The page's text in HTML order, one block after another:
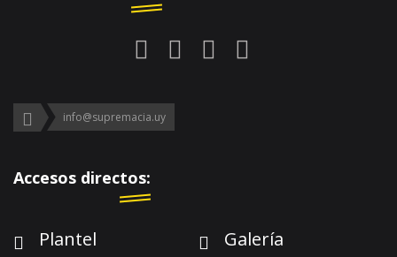
info@supremacia.uy
Accesos directos:
Plantel
Galería